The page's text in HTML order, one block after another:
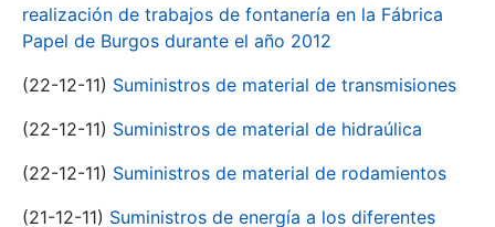
realización de trabajos de fontanería en la Fábrica
Papel de Burgos durante el año 2012
(22-12-11) Suministros de material de transmisiones
(22-12-11) Suministros de material de hidraúlica
(22-12-11) Suministros de material de rodamientos
(21-12-11) Suministros de energía a los diferentes